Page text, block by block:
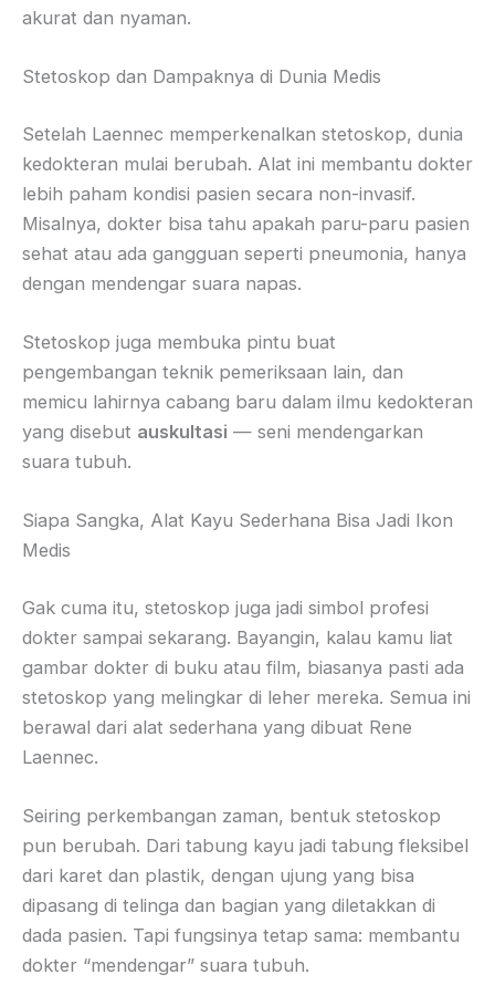
akurat dan nyaman.
Stetoskop dan Dampaknya di Dunia Medis
Setelah Laennec memperkenalkan stetoskop, dunia
kedokteran mulai berubah. Alat ini membantu dokter
lebih paham kondisi pasien secara non-invasif.
Misalnya, dokter bisa tahu apakah paru-paru pasien
sehat atau ada gangguan seperti pneumonia, hanya
dengan mendengar suara napas.
Stetoskop juga membuka pintu buat
pengembangan teknik pemeriksaan lain, dan
memicu lahirnya cabang baru dalam ilmu kedokteran
yang disebut auskultasi — seni mendengarkan
suara tubuh.
Siapa Sangka, Alat Kayu Sederhana Bisa Jadi Ikon
Medis
Gak cuma itu, stetoskop juga jadi simbol profesi
dokter sampai sekarang. Bayangin, kalau kamu liat
gambar dokter di buku atau film, biasanya pasti ada
stetoskop yang melingkar di leher mereka. Semua ini
berawal dari alat sederhana yang dibuat Rene
Laennec.
Seiring perkembangan zaman, bentuk stetoskop
pun berubah. Dari tabung kayu jadi tabung fleksibel
dari karet dan plastik, dengan ujung yang bisa
dipasang di telinga dan bagian yang diletakkan di
dada pasien. Tapi fungsinya tetap sama: membantu
dokter “mendengar” suara tubuh.